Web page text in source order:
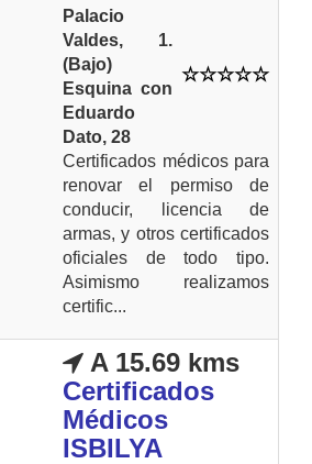
Palacio
Valdes, 1.
(Bajo)
Esquina con
Eduardo
Dato, 28
Certificados médicos para
renovar el permiso de
conducir, licencia de
armas, y otros certificados
oficiales de todo tipo.
Asimismo realizamos
certific...
A 15.69 kms
Certificados
Médicos
ISBILYA